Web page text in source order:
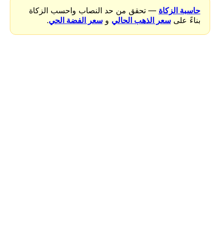
حاسبة الزكاة — تحقق من حد النصاب واحسب الزكاة
بناءً علىسعر الذهب الحالي وسعر الفضة الحي.